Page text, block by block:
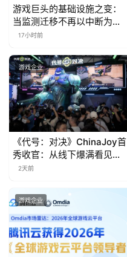
游
茶
对
接
会
上
海
站
中
文
(
游戏巨头的基础设施之变：
当监测迁移不再以中断为代
价
17小时前
游戏企业
《代号：对决》ChinaJoy首
秀收官：从线下爆满看见玩
家的真实期待
2天前
游戏企业